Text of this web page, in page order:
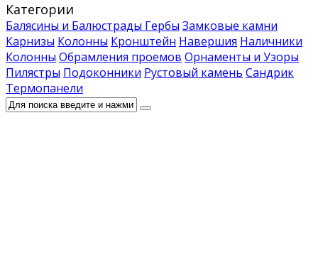
Категории
Балясины и Балюстрады Гербы Замковые камни
Карнизы Колонны Кронштейн Навершия Наличники
Колонны Обрамления проемов Орнаменты и Узоры
Пилястры Подоконники Рустовый камень Сандрик
Термопанели